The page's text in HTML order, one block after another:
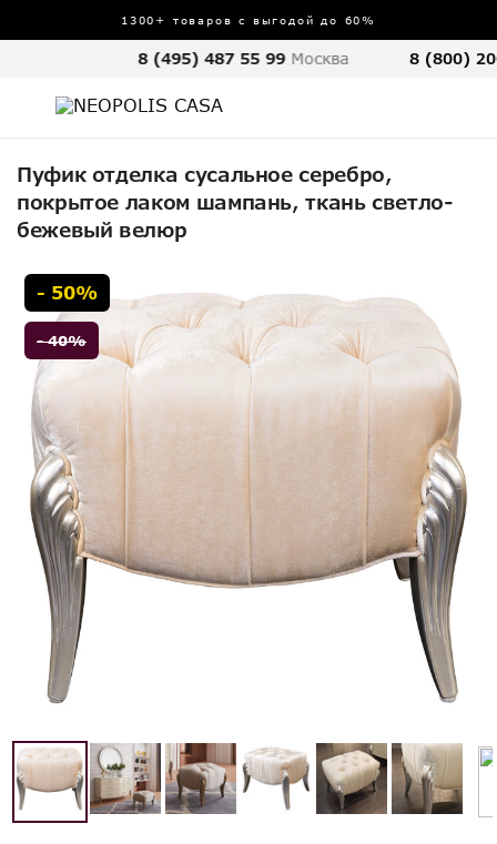
1300+ товаров с выгодой до 60%
8 (495) 487 55 99 Москва 8 (800)
Пуфик отделка сусальное серебро,
покрытое лаком шампань, ткань светло-
бежевый велюр
- 50%
- 40%